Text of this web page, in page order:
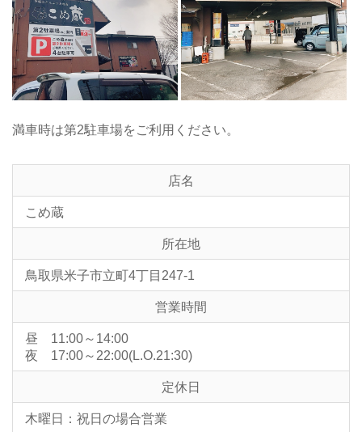
満車時は第2駐車場をご利用ください。
店名
こめ蔵
所在地
鳥取県米子市立町4丁目247-1
営業時間
昼 11:00～14:00
夜 17:00～22:00(L.O.21:30)
定休日
木曜日：祝日の場合営業